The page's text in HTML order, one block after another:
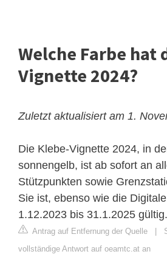
Welche Farbe hat
Vignette 2024?
Zuletzt aktualisiert am 1.
Die Klebe-Vignette 2024, in
sonnengelb, ist ab sofort an
Stützpunkten sowie
Sie ist, ebenso wie die
1.12.2023 bis 31.1.2025 gültig.
Antrag auf Entfernung der Quelle
vollständige Antwort auf oeamtc.at an